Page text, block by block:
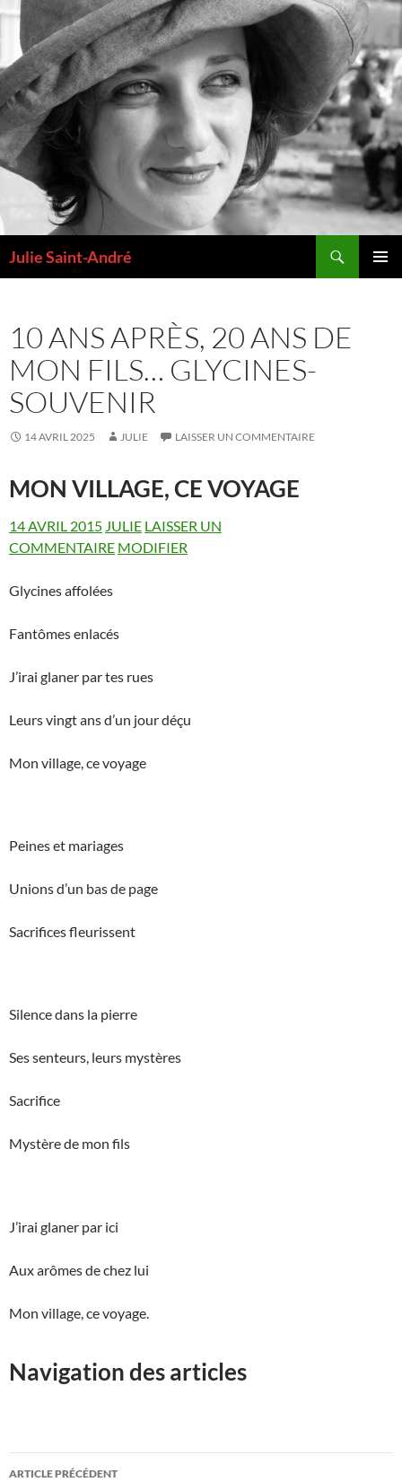
Aller
contenu
Julie Saint-André
10 ANS APRÈS, 20 ANS DE
MON FILS… GLYCINES-
SOUVENIR
14 AVRIL 2025 JULIE LAISSER UN COMMENTAIRE
MON VILLAGE, CE VOYAGE
14 AVRIL 2015 JULIE LAISSER UN
COMMENTAIRE MODIFIER
Glycines affolées
Fantômes enlacés
J’irai glaner par tes rues
Leurs vingt ans d’un jour déçu
Mon village, ce voyage
Peines et mariages
Unions d’un bas de page
Sacrifices fleurissent
Silence dans la pierre
Ses senteurs, leurs mystères
Sacrifice
Mystère de mon fils
J’irai glaner par ici
Aux arômes de chez lui
Mon village, ce voyage.
Navigation des articles
Navigation
ARTICLE PRÉCÉDENT